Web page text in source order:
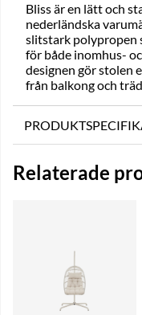
Bliss är en lätt och
nederländska
slitstark polypropen
för både inomhus-
designen gör stolen
från balkong och
Relaterade